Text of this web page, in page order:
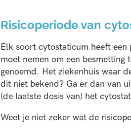
Risicoperiode van
Elk soort cytostaticum heeft een
moet nemen om een
genoemd. Het ziekenhuis waar
dit niet bekend? Ga er dan van
(de laatste dosis van) het
Weet je niet zeker wat de